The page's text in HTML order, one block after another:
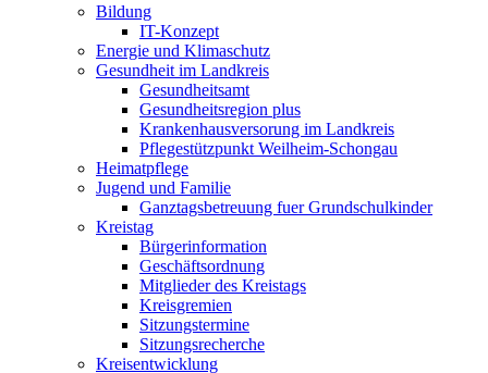
Bildung
IT-Konzept
Energie und Klimaschutz
Gesundheit im Landkreis
Gesundheitsamt
Gesundheitsregion plus
Krankenhausversorung im Landkreis
Pflegestützpunkt Weilheim-Schongau
Heimatpflege
Jugend und Familie
Ganztagsbetreuung fuer Grundschulkinder
Kreistag
Bürgerinformation
Geschäftsordnung
Mitglieder des Kreistags
Kreisgremien
Sitzungstermine
Sitzungsrecherche
Kreisentwicklung